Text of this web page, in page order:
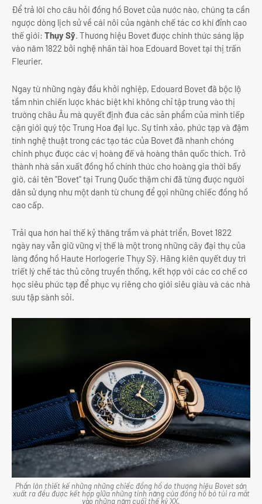
Để trả lời cho câu hỏi đồng hồ Bovet của nước nào, chúng ta cần
ngược dòng lịch sử về cái nôi của ngành chế tác cơ khí đỉnh cao
thế giới: Thụy Sỹ. Thương hiệu Bovet được chính thức sáng lập
vào năm 1822 bởi nghệ nhân tài hoa Edouard Bovet tại thị trấn
Fleurier.
Ngay từ những ngày đầu khởi nghiệp, Edouard Bovet đã bộc lộ
tầm nhìn chiến lược khác biệt khi không chỉ tập trung vào thị
trường châu Âu mà quyết định đưa các sản phẩm của mình tiếp
cận giới quý tộc Trung Hoa đại lục. Sự tinh xảo, phức tạp và đậm
tính nghệ thuật trong các tạo tác của Bovet đã nhanh chóng
chinh phục được các vị hoàng đế và hoàng thân quốc thích. Trở
thành nhà sản xuất đồng hồ chính thức cho hoàng gia thời bấy
giờ, cái tên "Bovet" tại Trung Quốc thậm chí đã từng được người
dân sử dụng như một danh từ chung để gọi những chiếc đồng hồ
cao cấp.
Trải qua hơn hai thế kỷ thăng trầm và phát triển, Bovet 1822
ngày nay vẫn giữ vững vị thế là một trong những cây đại thụ của
làng đồng hồ Haute Horlogerie Thụy Sỹ. Hãng kiên quyết duy trì
triết lý chế tác thủ công truyền thống, kết hợp với các cơ chế cơ
học siêu phức tạp để phục vụ riêng cho giới siêu giàu và các nhà
sưu tập sành sỏi.
Phần lớn thiết kế những những chiếc đồng hồ do thương hiệu Bovet sản
xuất ra đều được kết hợp giữa những tính năng của đồng hồ bỏ túi ra mắt
vào những năm cuối thế kỷ XX.